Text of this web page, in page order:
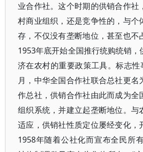
业合作社。这个时期的供销合作社
村商业组织，还是竞争性的，与个
存，不仅没有垄断地位，甚至也不
1953年底开始全国推行统购统销
济在农村的重要政策工具。标志
月，中华全国合作社联合总社更名
作总社，供销合作社由此而成为全
组织系统，并建立起垄断地位。与
适应，供销社性质定位屡经变化，
1958年随着公社化而宣布全民所